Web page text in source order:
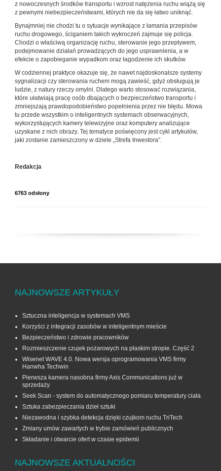
z nowoczesnych środków transportu i wzrost natężenia ruchu wiążą się
z pewnymi niebezpieczeństwami, których nie da się łatwo uniknąć.
Bynajmniej nie chodzi tu o sytuacje wynikające z łamania przepisów
ruchu drogowego, ściganiem takich wykroczeń zajmuje się policja.
Chodzi o właściwą organizację ruchu, sterowanie jego przepływem,
podejmowanie działań prowadzących do jego usprawnienia, a w
efekcie o zapobieganie wypadkom oraz łagodzenie ich skutków.
W codziennej praktyce okazuje się, że nawet najdoskonalsze systemy
sygnalizacji czy sterowania ruchem mogą zawieść, gdyż obsługują je
ludzie, z natury rzeczy omylni. Dlatego warto stosować rozwiązania,
które ułatwiają pracę osób dbających o bezpieczeństwo transportu i
zmniejszają prawdopodobieństwo popełnienia przez nie błędu. Mowa
tu przede wszystkim o inteligentnych systemach obserwacyjnych,
wykorzystujących kamery telewizyjne oraz komputery analizujące
uzyskane z nich obrazy. Tej tematyce poświęcony jest cykl artykułów,
jaki zostanie zamieszczony w dziele „Strefa Inwestora”.
Redakcja
6763 odsłony
NAJNOWSZE ARTYKUŁY
Sztuczna inteligencja w systemach VMS
Korzyści z integracji zasobów w inteligentnym mieście
Bezpieczeństwo i zdrowie pracowników
Rozmieszczenie czujek pożarowych na płaskim stropie. Część 2
Wisenet WAVE 4.0. Nowa wersja oprogramowania VMS firmy
Hanwha Techwin
Pierwsza kamera nasobna firmy Axis Communications już w
sprzedaży
Seek Scan - system do automatycznego pomiaru temperatury ciała
Sztuka zabezpieczania dzieł sztuki
Niezawodna i szybka detekcja dzięki czujkom ruchu TriTech
Zmiany umów zawartych w trybie zamówień publicznych
Składanie i otwarcie ofert w czasie epidemii
NAJNOWSZE AKTUALNOŚCI